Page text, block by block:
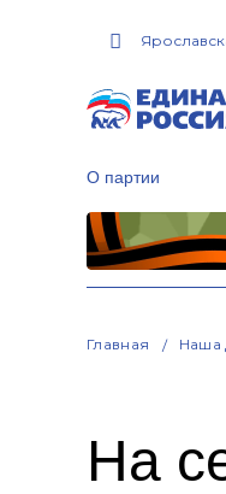
О партии
Главная Наша
На